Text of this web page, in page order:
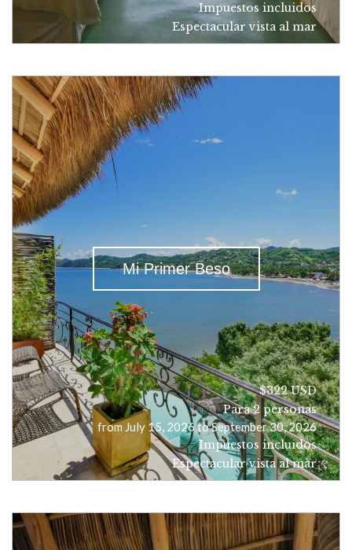
Impuestos incluidos
Espectacular vista al mar
$322 USD
Para 2 personas
from July 15, 2026 to September 30, 2026
Impuestos incluidos
Espectacular vista al mar
Mi Primer Beso